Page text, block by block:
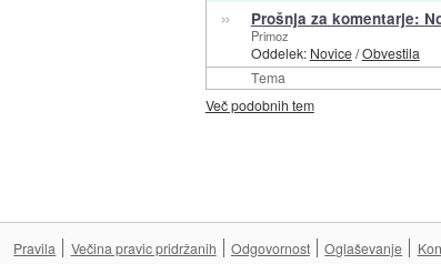
Tema
» Prošnja za komentarje:
Primoz
Oddelek: Novice/Obvestila
Več podobnih tem
Pravila Večina pravic pridržanih Odgovornost Oglaševanje